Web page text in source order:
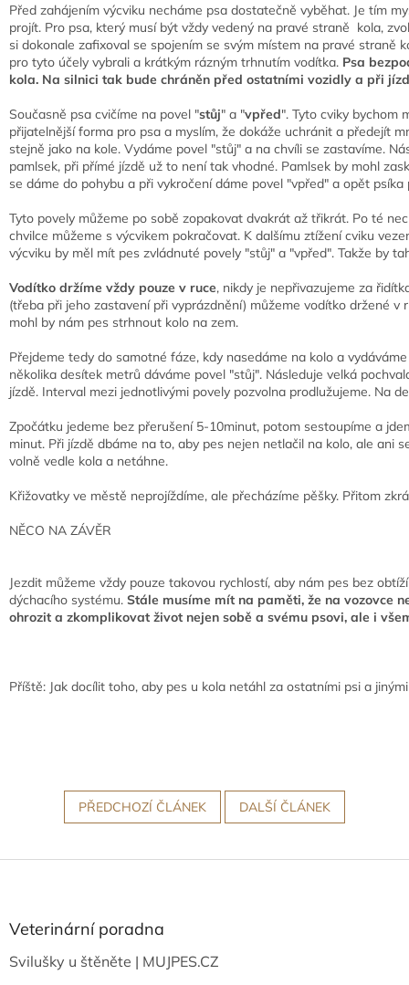
Před zahájením výcviku necháme psa dostatečně vyběhat. Je tím
projít. Pro psa, který musí být vždy vedený na pravé straně kola,
si dokonale zafixoval se spojením se svým místem na pravé straně
pro tyto účely vybrali a krátkým rázným trhnutím vodítka. Psa
kola. Na silnici tak bude chráněn před ostatními vozidly a při
Současně psa cvičíme na povel "stůj" a "vpřed". Tyto cviky bychom
přijatelnější forma pro psa a myslím, že dokáže uchránit a předejít
stejně jako na kole. Vydáme povel "stůj" a na chvíli se zastavíme.
pamlsek, při přímé jízdě už to není tak vhodné. Pamlsek by mohl
se dáme do pohybu a při vykročení dáme povel "vpřed" a opět psíka
Tyto povely můžeme po sobě zopakovat dvakrát až třikrát. Po té
chvilce můžeme s výcvikem pokračovat. K dalšímu ztížení cviku
výcviku by měl mít pes zvládnuté povely "stůj" a "vpřed". Takže by
Vodítko držíme vždy pouze v ruce, nikdy je nepřivazujeme za
(třeba při jeho zastavení při vyprázdnění) můžeme vodítko držené
mohl by nám pes strhnout kolo na zem.
Přejdeme tedy do samotné fáze, kdy nasedáme na kolo a
několika desítek metrů dáváme povel "stůj". Následuje velká
jízdě. Interval mezi jednotlivými povely pozvolna prodlužujeme. Na
Zpočátku jedeme bez přerušení 5-10minut, potom sestoupíme a
minut. Při jízdě dbáme na to, aby pes nejen netlačil na kolo, ale ani
volně vedle kola a netáhne.
Křižovatky ve městě neprojíždíme, ale přecházíme pěšky. Přitom
NĚCO NA ZÁVĚR
Jezdit můžeme vždy pouze takovou rychlostí, aby nám pes bez
dýchacího systému. Stále musíme mít na paměti, že na vozovce
ohrozit a zkomplikovat život nejen sobě a svému psovi, ale i
Příště: Jak docílit toho, aby pes u kola netáhl za ostatními psi a
PŘEDCHOZÍ ČLÁNEK DALŠÍ ČLÁNEK
Z
aVeterinární poradna
Svilušky u štěněte | MUJPES.CZ